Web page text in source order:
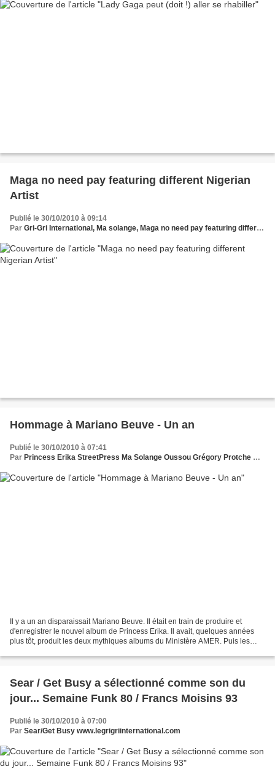
Maga no need pay featuring different Nigerian
Artist
Publié le 30/10/2010 à 09:14
Par Gri-Gri International, Ma solange, Maga no need pay featuring different Nigerian Artist
Hommage à Mariano Beuve - Un an
Publié le 30/10/2010 à 07:41
Par Princess Erika StreetPress Ma Solange Oussou Grégory Protche DailyMotion Max www.legrigriinternational.com
Il y a un an disparaissait Mariano Beuve. Il était en train de produire et
d'enregistrer le nouvel album de Princess Erika. Il avait, quelques années
plus tôt, produit les deux mythiques albums du Ministère AMER. Puis les
Sear / Get Busy a sélectionné comme son du
jour... Semaine Funk 80 / Francs Moisins 93
Publié le 30/10/2010 à 07:00
Par Sear/Get Busy www.legrigriinternational.com